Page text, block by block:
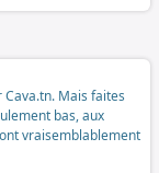
Mais faites
bas, aux
vraisemblablement